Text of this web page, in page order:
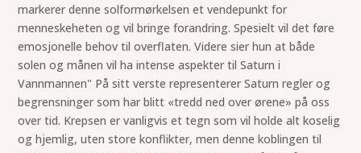
markerer denne solformørkelsen et vendepunkt for
menneskeheten og vil bringe forandring. Spesielt vil det føre
emosjonelle behov til overflaten. Videre sier hun at både
solen og månen vil ha intense aspekter til Saturn i
Vannmannen" På sitt verste representerer Saturn regler og
begrensninger som har blitt «tredd ned over ørene» på oss
over tid. Krepsen er vanligvis et tegn som vil holde alt koselig
og hjemlig, uten store konflikter, men denne koblingen til